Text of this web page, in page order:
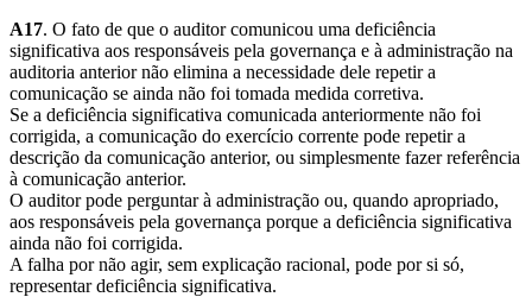
A17. O fato de que o auditor comunicou uma deficiência
significativa aos responsáveis pela governança e à administração na
auditoria anterior não elimina a necessidade dele repetir a
comunicação se ainda não foi tomada medida corretiva.
Se a deficiência significativa comunicada anteriormente não foi
corrigida, a comunicação do exercício corrente pode repetir a
descrição da comunicação anterior, ou simplesmente fazer referência
à comunicação anterior.
O auditor pode perguntar à administração ou, quando apropriado,
aos responsáveis pela governança porque a deficiência significativa
ainda não foi corrigida.
A falha por não agir, sem explicação racional, pode por si só,
representar deficiência significativa.